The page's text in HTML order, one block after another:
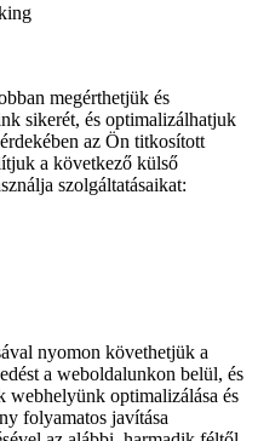
megérthetjük és
sikerét, és optimalizálhatjuk
az Ön titkosított
a következő külső
szolgáltatásaikat:
nyomon követhetjük a
a weboldalunkon belül, és
webhelyünk optimalizálása és
folyamatos javítása